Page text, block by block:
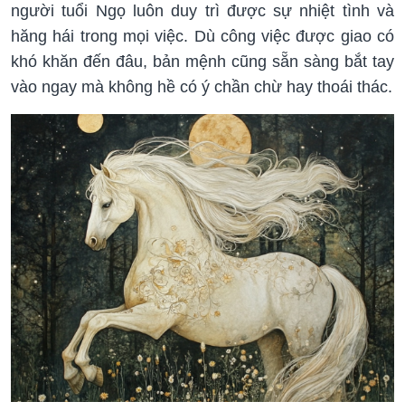
người tuổi Ngọ luôn duy trì được sự nhiệt tình và
hăng hái trong mọi việc. Dù công việc được giao có
khó khăn đến đâu, bản mệnh cũng sẵn sàng bắt tay
vào ngay mà không hề có ý chần chừ hay thoái thác.